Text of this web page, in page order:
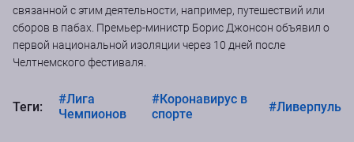
связанной с этим деятельности, например, путешествий или
сборов в пабах. Премьер-министр Борис Джонсон объявил о
первой национальной изоляции через 10 дней после
Челтнемского фестиваля.
Теги:
#Лига
Чемпионов
#Коронавирус в
спорте
#Ливерпуль